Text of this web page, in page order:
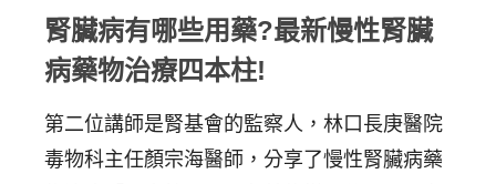
腎臟病有哪些用藥?最新慢性腎臟
病藥物治療四本柱!
第二位講師是腎基會的監察人，林口長庚醫院
毒物科主任顏宗海醫師，分享了慢性腎臟病藥